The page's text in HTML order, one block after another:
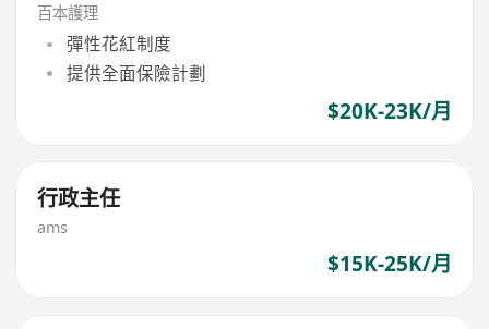
百本護理
彈性花紅制度
提供全面保險計劃
$20K-23K/月
行政主任
ams
$15K-25K/月